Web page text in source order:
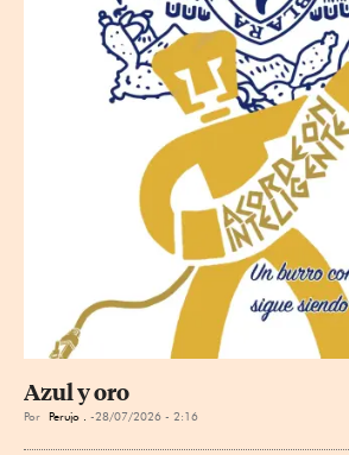
Azul y oro
Por Perujo . 28/07/2026 - 2:16